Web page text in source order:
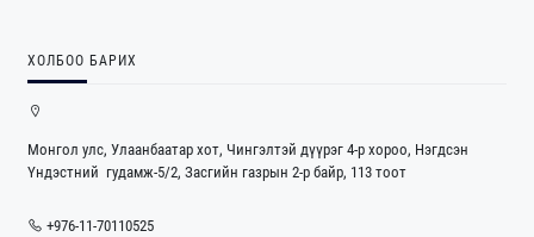
ХОЛБОО БАРИХ
Монгол улс, Улаанбаатар хот, Чингэлтэй дүүрэг 4-р хороо, Нэгдсэн
Үндэстний гудамж-5/2, Засгийн газрын 2-р байр, 113 тоот
+976-11-70110525